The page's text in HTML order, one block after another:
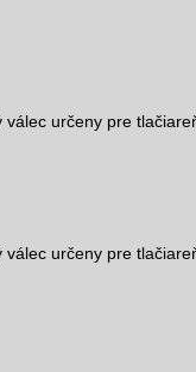
určeny pre
určeny pre